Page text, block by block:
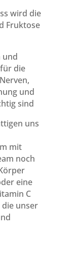
wird die
Fruktose
und
die
und
sind
uns
mit
noch
eine
C
unser